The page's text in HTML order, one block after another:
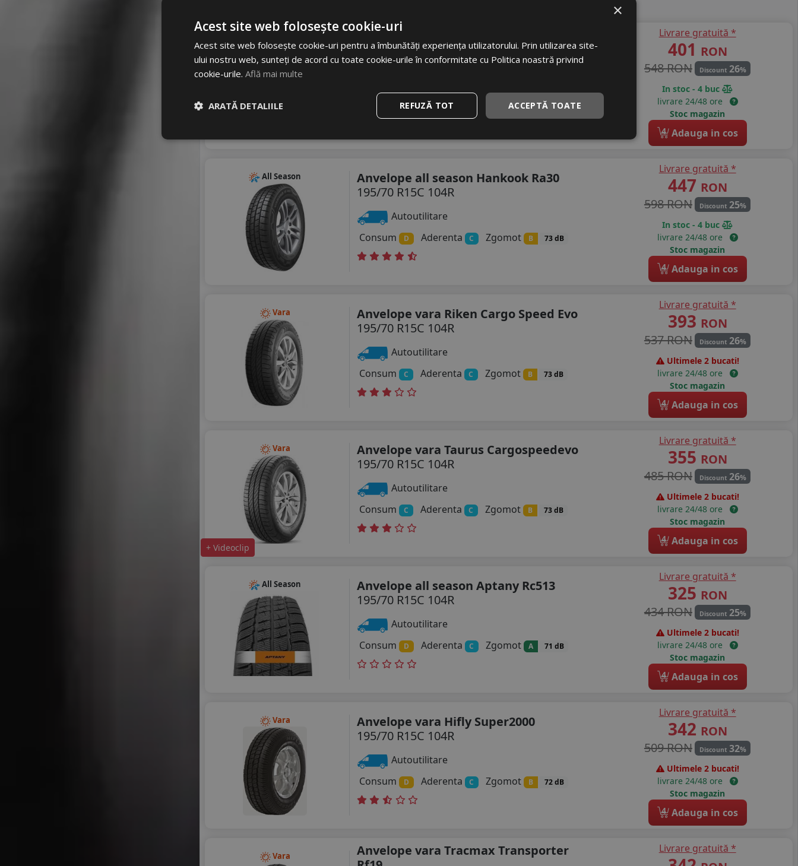
Vara
Anvelope vara Tigar Cargospeedevo
195/70 R15C 104S M+S
C Aderenta Zgomot B 73 dB
Livrare gratuită *
401 RON
548 RON
Discount 26%
In stoc - 4 buc
livrare 24/48 ore
Stoc magazin
4 Adauga in cos
All Season
Anvelope all season Hankook Ra30
195/70 R15C 104R
Autoutilitare
Consum
D Aderenta C Zgomot B 73 dB
Livrare gratuită *
447 RON
598 RON
Discount 25%
In stoc - 4 buc
livrare 24/48 ore
Stoc magazin
4 Adauga in cos
Vara
Anvelope vara Riken Cargo Speed Evo
195/70 R15C 104R
Autoutilitare
Consum
C Aderenta C Zgomot B 73 dB
Livrare gratuită *
393 RON
537 RON
Discount 26%
Ultimele 2 bucati!
livrare 24/48 ore
Stoc magazin
4 Adauga in cos
Vara
+ Videoclip
Anvelope vara Taurus Cargospeedevo
195/70 R15C 104R
Autoutilitare
Consum
C Aderenta C Zgomot B 73 dB
Livrare gratuită *
355 RON
485 RON
Discount 26%
Ultimele 2 bucati!
livrare 24/48 ore
Stoc magazin
4 Adauga in cos
All Season
Anvelope all season Aptany Rc513
195/70 R15C 104R
Autoutilitare
Consum
D Aderenta C Zgomot A 71 dB
Livrare gratuită *
325 RON
434 RON
Discount 25%
Ultimele 2 bucati!
livrare 24/48 ore
Stoc magazin
4 Adauga in cos
Vara
Anvelope vara Hifly Super2000
195/70 R15C 104R
Autoutilitare
Consum
D Aderenta C Zgomot B 72 dB
Livrare gratuită *
342 RON
509 RON
Discount 32%
Ultimele 2 bucati!
livrare 24/48 ore
Stoc magazin
4 Adauga in cos
Vara
Anvelope vara Tracmax Transporter
Livrare gratuită *
×
Acest site web folosește cookie-uri
Acest site web folosește cookie-uri pentru a îmbunătăți experiența utilizatorului. Prin utilizarea site-
ului nostru web, sunteți de acord cu toate cookie-urile în conformitate cu Politica noastră privind
cookie-urile. Află mai multe
ACCEPTĂ TOATE
REFUZĂ TOT
ARATĂ DETALIILE